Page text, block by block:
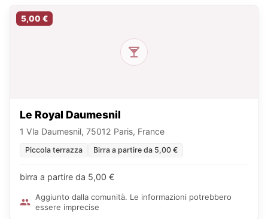
5,00 €
Le Royal Daumesnil
1 Vla Daumesnil, 75012 Paris, France
Piccola terrazza Birra a partire da 5,00 €
birra a partire da 5,00 €
Aggiunto dalla comunità. Le informazioni potrebbero
essere imprecise